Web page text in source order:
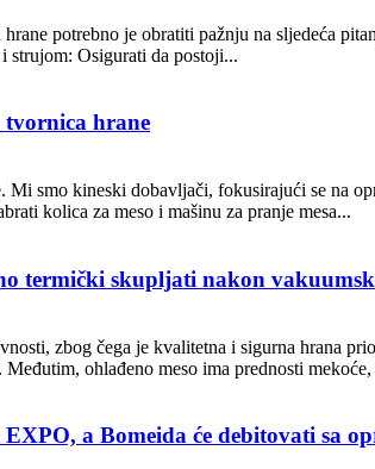
potrebno je obratiti pažnju na sljedeća
strujom: Osigurati da postoji...
tvornica hrane
Mi smo kineski dobavljači, fokusirajući se na
kolica za meso i mašinu za pranje mesa...
termički skupljati nakon
zbog čega je kvalitetna i sigurna hrana
ohlađeno meso ima prednosti
a Bomeida će debitovati sa